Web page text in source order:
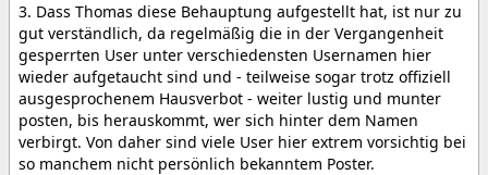
3. Dass Thomas diese Behauptung aufgestellt hat, ist nur zu
gut verständlich, da regelmäßig die in der Vergangenheit
gesperrten User unter verschiedensten Usernamen hier
wieder aufgetaucht sind und - teilweise sogar trotz offiziell
ausgesprochenem Hausverbot - weiter lustig und munter
posten, bis herauskommt, wer sich hinter dem Namen
verbirgt. Von daher sind viele User hier extrem vorsichtig bei
so manchem nicht persönlich bekanntem Poster.